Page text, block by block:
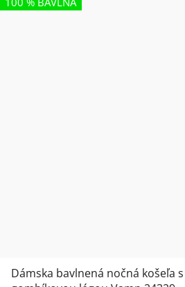
Dámska bavlnená nočná košeľa s